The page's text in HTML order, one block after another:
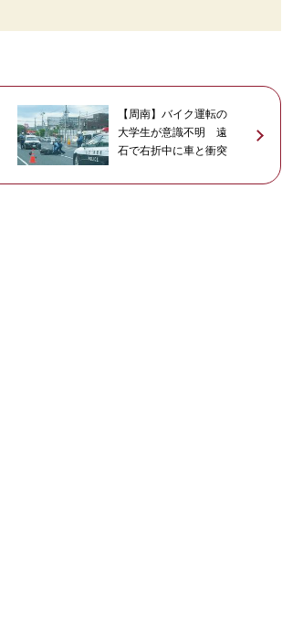
【周南】バイク運転の
大学生が意識不明 遠
石で右折中に車と衝突